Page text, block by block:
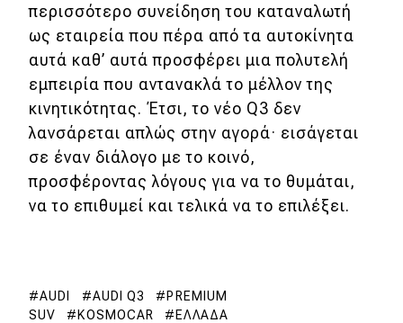
περισσότερο συνείδηση του καταναλωτή
ως εταιρεία που πέρα από τα αυτοκίνητα
αυτά καθ’ αυτά προσφέρει μια πολυτελή
εμπειρία που αντανακλά το μέλλον της
κινητικότητας. Έτσι, το νέο Q3 δεν
λανσάρεται απλώς στην αγορά· εισάγεται
σε έναν διάλογο με το κοινό,
προσφέροντας λόγους για να το θυμάται,
να το επιθυμεί και τελικά να το επιλέξει.
AUDI AUDI Q3
PREMIUM
SUV
KOSMOCAR ΕΛΛΆΔΑ